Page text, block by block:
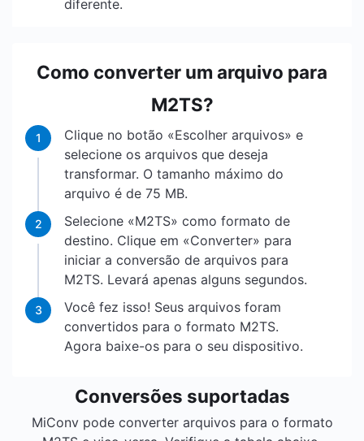
diferente.
Como converter um arquivo para
M2TS?
1
Clique no botão «Escolher arquivos» e
selecione os arquivos que deseja
transformar. O tamanho máximo do
arquivo é de 75 MB.
2
Selecione «M2TS» como formato de
destino. Clique em «Converter» para
iniciar a conversão de arquivos para
M2TS. Levará apenas alguns segundos.
3
Você fez isso! Seus arquivos foram
convertidos para o formato M2TS.
Agora baixe-os para o seu dispositivo.
Conversões suportadas
MiConv pode converter arquivos para o formato